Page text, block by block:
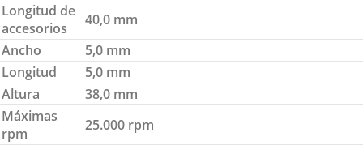
Longitud de
accesorios
40,0 mm
Ancho
5,0 mm
Longitud
5,0 mm
Altura
38,0 mm
Máximas
rpm
25.000 rpm